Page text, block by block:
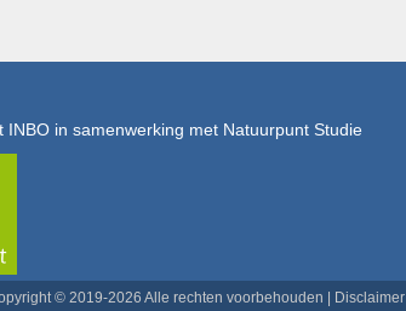
in samenwerking met Natuurpunt Studie
© 2019-2026 Alle rechten voorbehouden | Disclaimer